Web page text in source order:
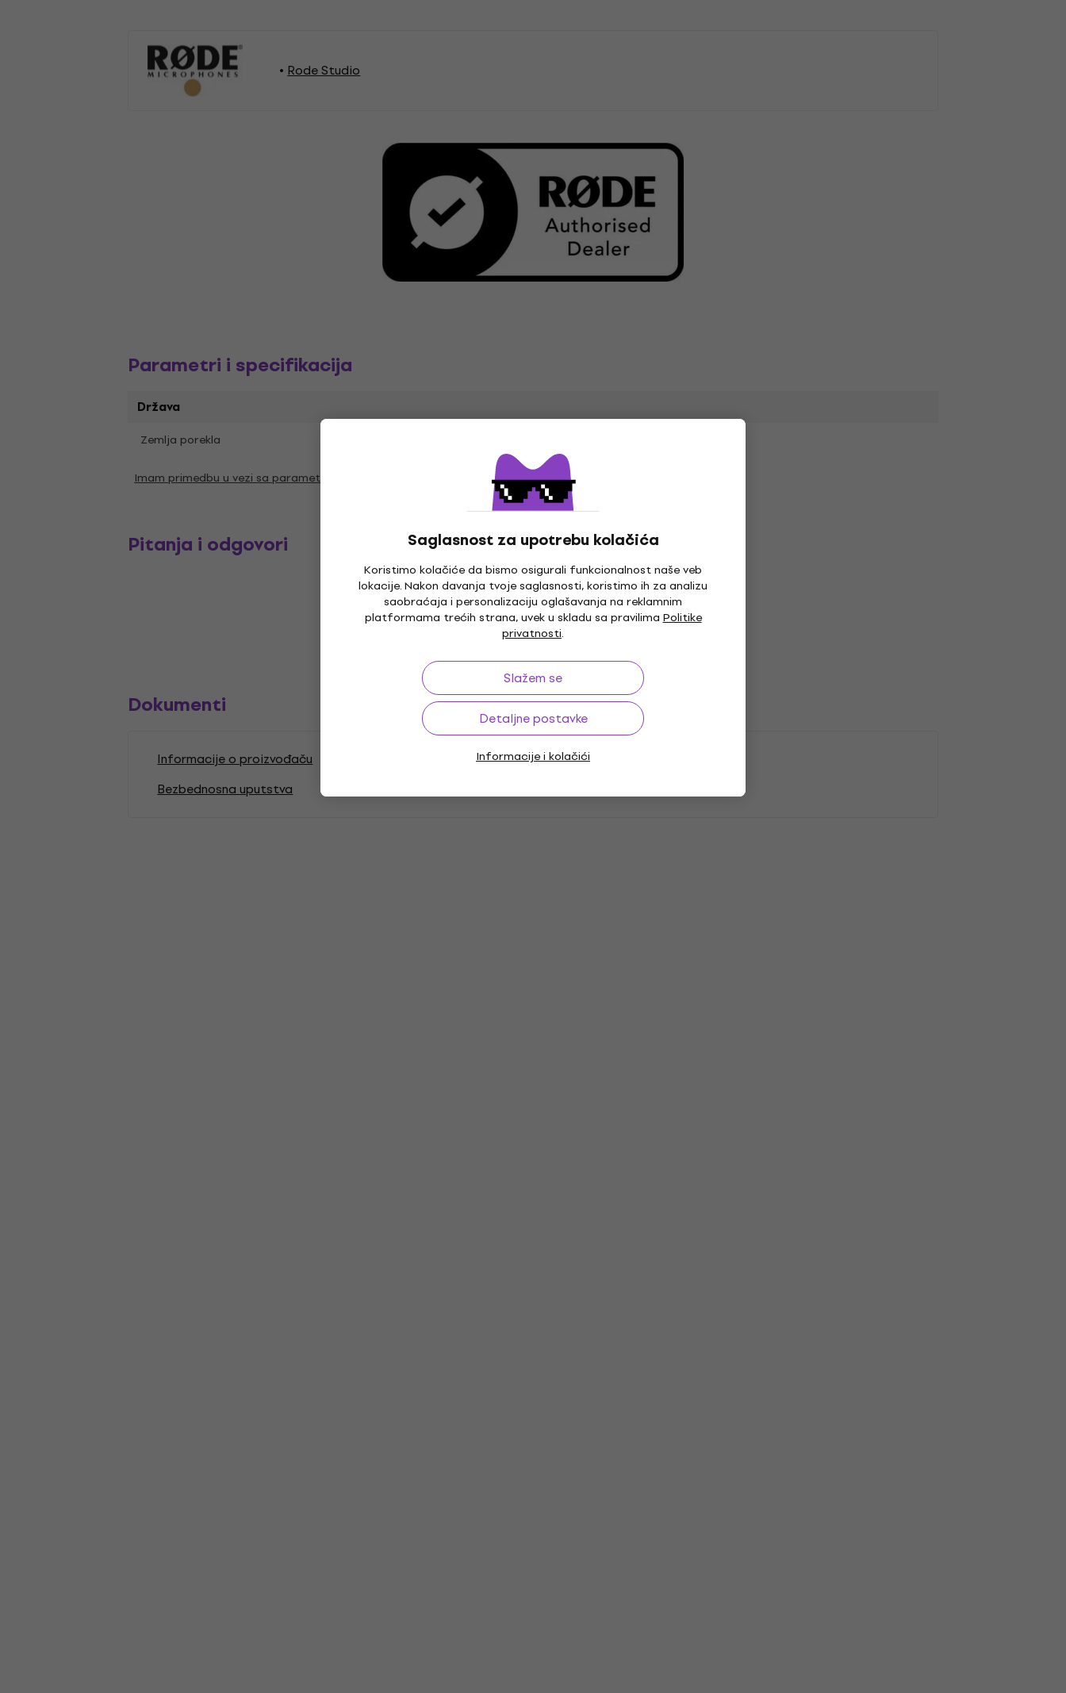
Saglasnost za upotrebu kolačića
Koristimo kolačiće da bismo osigurali funkcionalnost naše veb
lokacije. Nakon davanja tvoje saglasnosti, koristimo ih za analizu
saobraćaja i personalizaciju oglašavanja na reklamnim
platformama trećih strana, uvek u skladu sa pravilima Politike
privatnosti.
Slažem se
Detaljne postavke
Informacije i kolačići
Rode Studio
Parametri i specifikacija
Država
Zemlja porekla
Imam primedbu u vezi sa parametrima
Pitanja i odgovori
Dokumenti
Informacije o proizvođaču
Bezbednosna uputstva